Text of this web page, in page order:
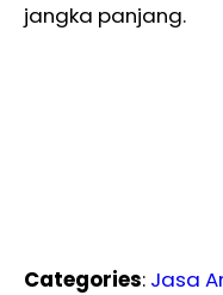
jangka panjang.
Categories: Jasa